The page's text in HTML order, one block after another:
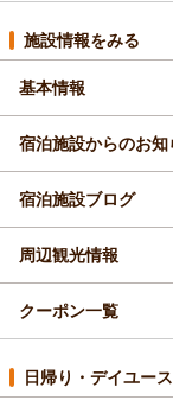
施設情報をみる
基本情報
宿泊施設からのお知
宿泊施設ブログ
周辺観光情報
クーポン一覧
日帰り・デイユー